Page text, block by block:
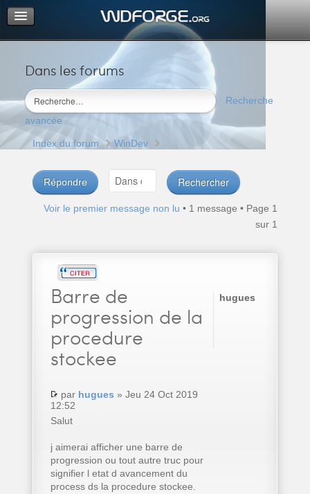
Dans les forums
Recherche
avancée
Portail
Index du forum
M’enregistrer
Connexion
Index du forum WinDev
Répondre
Voir le premier message non lu • 1 message • Page 1
sur 1
Barre de
progression de la
procedure
stockee
par hugues » Jeu 24 Oct 2019
12:52
Salut
j aimerai afficher une barre de
progression ou tout autre truc pour
signifier l etat d avancement du
process ds la procedure stockee.
hugues